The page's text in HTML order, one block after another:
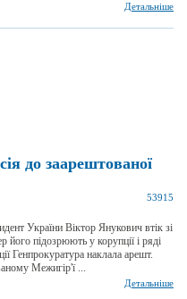
Детальніше
до заарештованої
53915
України Віктор Янукович втік зі
його підозрюють у корупції і ряді
Генпрокуратура наклала арешт.
Межигір'ї ...
Детальніше